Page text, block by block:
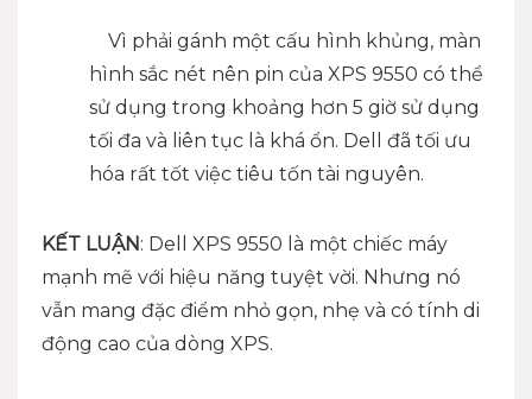
Vì phải gánh một cấu hình khủng, màn
hình sắc nét nên pin của XPS 9550 có thể
sử dụng trong khoảng hơn 5 giờ sử dụng
tối đa và liên tục là khá ổn. Dell đã tối ưu
hóa rất tốt việc tiêu tốn tài nguyên.
KẾT LUẬN: Dell XPS 9550 là một chiếc máy
mạnh mẽ với hiệu năng tuyệt vời. Nhưng nó
vẫn mang đặc điểm nhỏ gọn, nhẹ và có tính di
động cao của dòng XPS.